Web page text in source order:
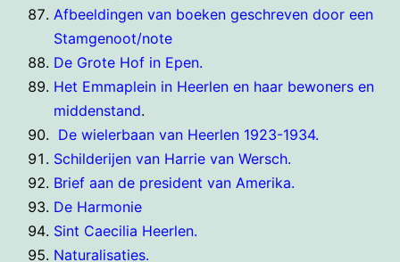
Afbeeldingen van boeken geschreven door een
Stamgenoot/note
De Grote Hof in Epen.
Het Emmaplein in Heerlen en haar bewoners en
middenstand.
De wielerbaan van Heerlen 1923-1934.
Schilderijen van Harrie van Wersch.
Brief aan de president van Amerika.
De Harmonie
Sint Caecilia Heerlen.
Naturalisaties.